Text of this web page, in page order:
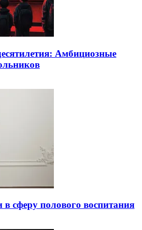
Амбициозные
сферу полового воспитания